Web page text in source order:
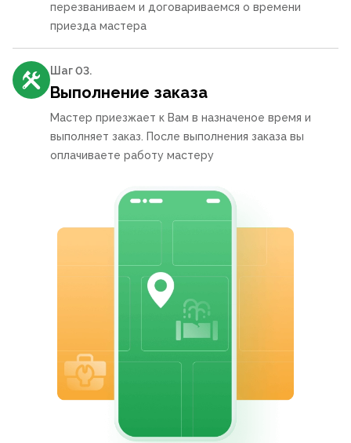
перезваниваем и договариваемся о времени
приезда мастера
Шаг 03.
Выполнение заказа
Мастер приезжает к Вам в назначеное время и
выполняет заказ. После выполнения заказа вы
оплачиваете работу мастеру